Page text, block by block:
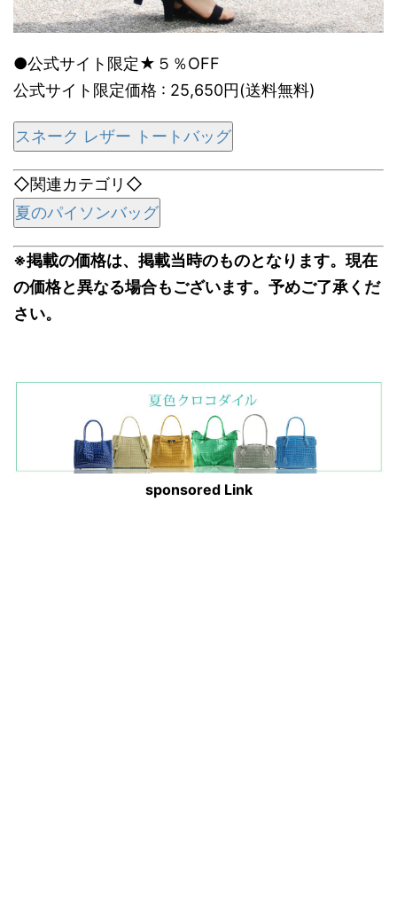
●公式サイト限定★５％OFF
公式サイト限定価格 : 25,650円(送料無料)
スネーク レザー トートバッグ
◇関連カテゴリ◇
夏のパイソンバッグ
※掲載の価格は、掲載当時のものとなります。現在
の価格と異なる場合もございます。予めご了承くだ
さい。
sponsored Link